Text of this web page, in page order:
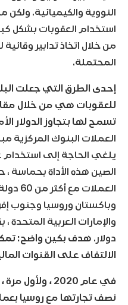
النووية والكيميائية. ولكن
استخدام العقوبات بشكل
من خلال اتخاذ تدابير
المحتملة.
إحدى الطرق التي جعلت
للعقوبات هي من خلال
تسمح لها بتجاوز الدولار
العملات البنوك المركزية
يلغي الحاجة إلى استخدام
الصين هذه الأداة بحماسة
وباكستان وروسيا وجنوب
دولار. هدف بكين واضح:
الالتفاف على القنوات
في عام 2020 ،
نصف تجارتها مع روسيا